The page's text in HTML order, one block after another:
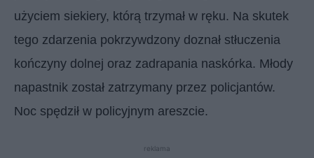
użyciem siekiery, którą trzymał w ręku. Na skutek
tego zdarzenia pokrzywdzony doznał stłuczenia
kończyny dolnej oraz zadrapania naskórka. Młody
napastnik został zatrzymany przez policjantów.
Noc spędził w policyjnym areszcie.
reklama